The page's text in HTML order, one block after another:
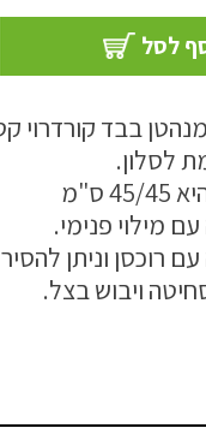
לסל
בבד קורדרוי
לסלון.
ס"מ
מילוי פנימי.
ויבוש בצל.